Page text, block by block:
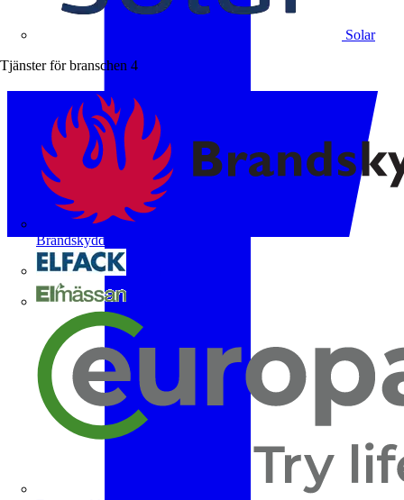
Solar
Tjänster för branschen 4
Brandskyddsföreningen